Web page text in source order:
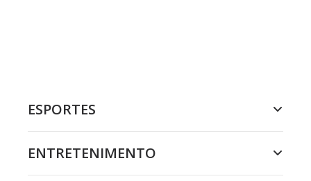
ESPORTES
ENTRETENIMENTO